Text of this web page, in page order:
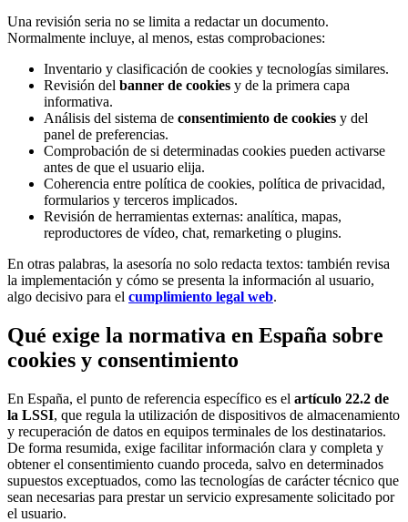
Una revisión seria no se limita a redactar un documento.
Normalmente incluye, al menos, estas comprobaciones:
Inventario y clasificación de cookies y tecnologías similares.
Revisión del banner de cookies y de la primera capa
informativa.
Análisis del sistema de consentimiento de cookies y del
panel de preferencias.
Comprobación de si determinadas cookies pueden activarse
antes de que el usuario elija.
Coherencia entre política de cookies, política de privacidad,
formularios y terceros implicados.
Revisión de herramientas externas: analítica, mapas,
reproductores de vídeo, chat, remarketing o plugins.
En otras palabras, la asesoría no solo redacta textos: también revisa
la implementación y cómo se presenta la información al usuario,
algo decisivo para el cumplimiento legal web.
Qué exige la normativa en España sobre
cookies y consentimiento
En España, el punto de referencia específico es el artículo 22.2 de
la LSSI, que regula la utilización de dispositivos de almacenamiento
y recuperación de datos en equipos terminales de los destinatarios.
De forma resumida, exige facilitar información clara y completa y
obtener el consentimiento cuando proceda, salvo en determinados
supuestos exceptuados, como las tecnologías de carácter técnico que
sean necesarias para prestar un servicio expresamente solicitado por
el usuario.